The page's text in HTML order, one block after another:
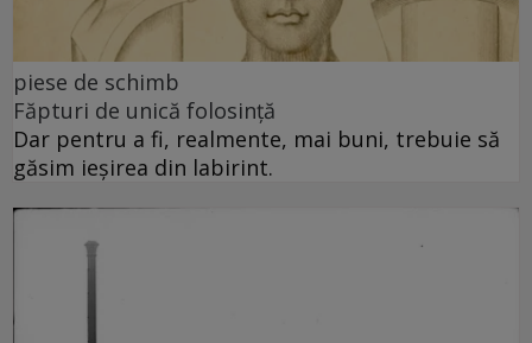
piese de schimb
Făpturi de unică folosință
Dar pentru a fi, realmente, mai buni, trebuie să
găsim ieșirea din labirint.